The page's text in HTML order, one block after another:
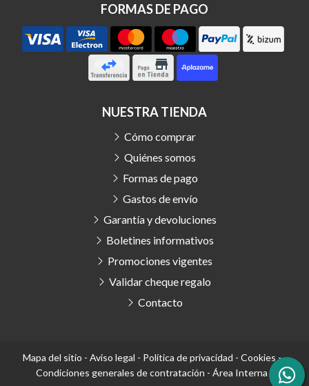
FORMAS DE PAGO
NUESTRA TIENDA
Cómo comprar
Quiénes somos
Formas de pago
Gastos de envío
Garantía y devoluciones
Boletines informativos
Promociones vigentes
Validar cheque regalo
Contacto
Mapa del sitio - Aviso legal - Política de privacidad - Cookies-
Condiciones generales de contratación - Área Interna